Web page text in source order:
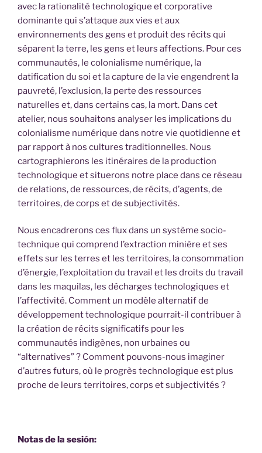
avec la rationalité technologique et corporative
dominante qui s’attaque aux vies et aux
environnements des gens et produit des récits qui
séparent la terre, les gens et leurs affections. Pour ces
communautés, le colonialisme numérique, la
datification du soi et la capture de la vie engendrent la
pauvreté, l’exclusion, la perte des ressources
naturelles et, dans certains cas, la mort. Dans cet
atelier, nous souhaitons analyser les implications du
colonialisme numérique dans notre vie quotidienne et
par rapport à nos cultures traditionnelles. Nous
cartographierons les itinéraires de la production
technologique et situerons notre place dans ce réseau
de relations, de ressources, de récits, d’agents, de
territoires, de corps et de subjectivités.
Nous encadrerons ces flux dans un système socio-
technique qui comprend l’extraction minière et ses
effets sur les terres et les territoires, la consommation
d’énergie, l’exploitation du travail et les droits du travail
dans les maquilas, les décharges technologiques et
l’affectivité. Comment un modèle alternatif de
développement technologique pourrait-il contribuer à
la création de récits significatifs pour les
communautés indigènes, non urbaines ou
“alternatives” ? Comment pouvons-nous imaginer
d’autres futurs, où le progrès technologique est plus
proche de leurs territoires, corps et subjectivités ?
Notas de la sesión: